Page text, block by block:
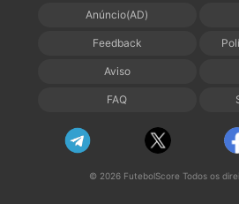
Anúncio(AD)
Feedback
Aviso
FAQ
© 2026 FutebolScore Todos os